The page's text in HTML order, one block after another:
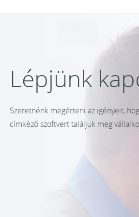
Lépjünk
Szeretnénk megérteni az igényeit,
címkéző szoftvert találjuk meg